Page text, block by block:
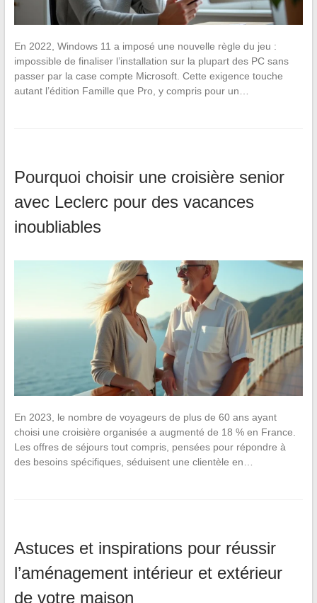
En 2022, Windows 11 a imposé une nouvelle règle du jeu :
impossible de finaliser l’installation sur la plupart des PC sans
passer par la case compte Microsoft. Cette exigence touche
autant l’édition Famille que Pro, y compris pour un…
Pourquoi choisir une croisière senior
avec Leclerc pour des vacances
inoubliables
En 2023, le nombre de voyageurs de plus de 60 ans ayant
choisi une croisière organisée a augmenté de 18 % en France.
Les offres de séjours tout compris, pensées pour répondre à
des besoins spécifiques, séduisent une clientèle en…
Astuces et inspirations pour réussir
l’aménagement intérieur et extérieur
de votre maison